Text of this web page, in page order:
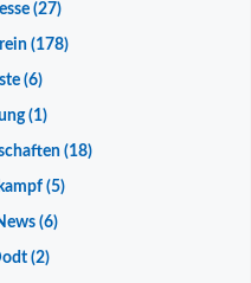
(27)
(178)
(6)
(1)
(18)
(5)
(6)
(2)